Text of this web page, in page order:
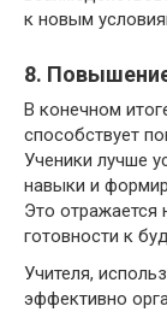
к новым
8.
В конечном
способствует
Ученики лучше
навыки и
Это отражается
готовности к
Учителя,
эффективно